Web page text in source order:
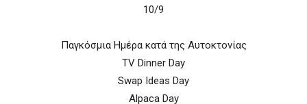
10/9
Παγκόσμια Ημέρα κατά της Αυτοκτονίας
TV Dinner Day
Swap Ideas Day
Alpaca Day